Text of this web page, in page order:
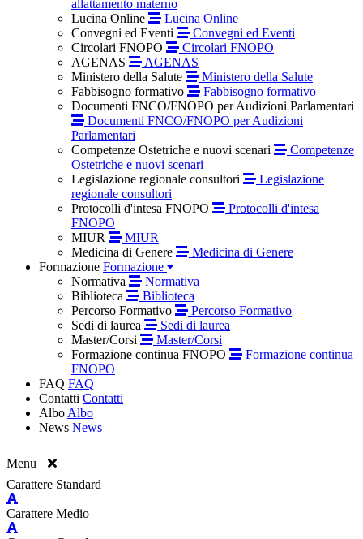
allattamento materno
Lucina Online
Lucina Online
Convegni ed Eventi
Convegni ed Eventi
Circolari FNOPO
Circolari FNOPO
AGENAS
AGENAS
Ministero della Salute
Ministero della Salute
Fabbisogno formativo
Fabbisogno formativo
Documenti FNCO/FNOPO per Audizioni Parlamentari
Documenti FNCO/FNOPO per Audizioni
Parlamentari
Competenze Ostetriche e nuovi scenari
Competenze
Ostetriche e nuovi scenari
Legislazione regionale consultori
Legislazione
regionale consultori
Protocolli d'intesa FNOPO
Protocolli d'intesa
FNOPO
MIUR
MIUR
Medicina di Genere
Medicina di Genere
Formazione Formazione
Normativa
Normativa
Biblioteca
Biblioteca
Percorso Formativo
Percorso Formativo
Sedi di laurea
Sedi di laurea
Master/Corsi
Master/Corsi
Formazione continua FNOPO
Formazione continua
FNOPO
FAQ FAQ
Contatti Contatti
Albo Albo
News News
Menu
Carattere Standard
Carattere Medio